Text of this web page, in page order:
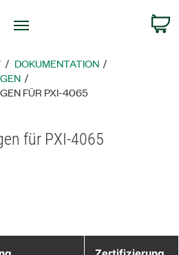
Suche
DOKUMENTATION
FÜR PXI-4065
für PXI-4065